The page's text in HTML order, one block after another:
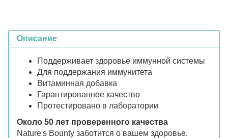
Описание
Поддерживает здоровье иммунной системы
Для поддержания иммунитета
Витаминная добавка
Гарантированное качество
Протестировано в лаборатории
Около 50 лет проверенного качества
Nature's Bounty заботится о вашем здоровье.